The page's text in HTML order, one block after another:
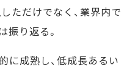
ただけでなく、業界内で
振り返る。
に成熟し、低成長あるい